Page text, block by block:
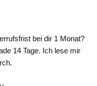
bei dir 1 Monat?
14 Tage. Ich lese mir